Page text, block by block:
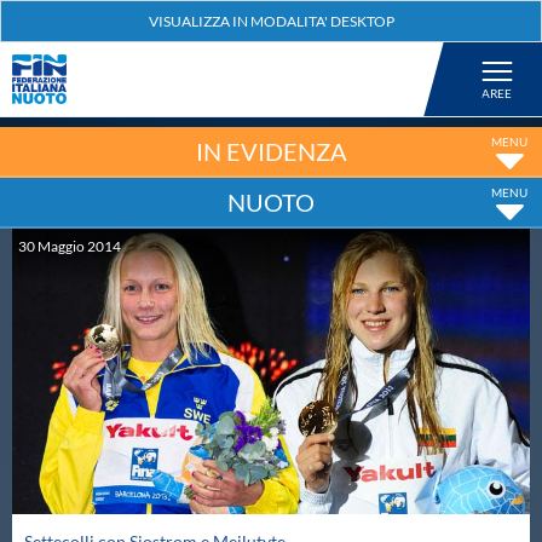
Nuoto
Tuffi
Artistico
Fondo
Salvamento
IN EVIDENZA
NUOTO
30 Maggio2014